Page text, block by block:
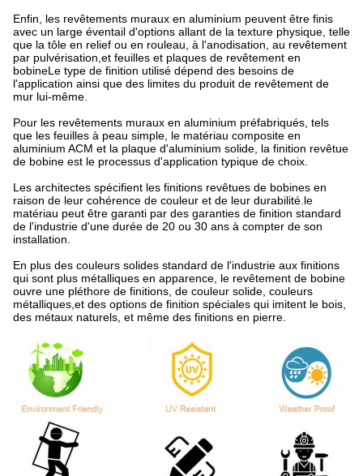
Enfin, les revêtements muraux en aluminium peuvent être finis
avec un large éventail d'options allant de la texture physique, telle
que la tôle en relief ou en rouleau, à l'anodisation, au revêtement
par pulvérisation,et feuilles et plaques de revêtement en
bobineLe type de finition utilisé dépend des besoins de
l'application ainsi que des limites du produit de revêtement de
mur lui-même.
Pour les revêtements muraux en aluminium préfabriqués, tels
que les feuilles à peau simple, le matériau composite en
aluminium ACM et la plaque d'aluminium solide, la finition revêtue
de bobine est le processus d'application typique de choix.
Les architectes spécifient les finitions revêtues de bobines en
raison de leur cohérence de couleur et de leur durabilité.le
matériau peut être garanti par des garanties de finition standard
de l'industrie d'une durée de 20 ou 30 ans à compter de son
installation.
En plus des couleurs solides standard de l'industrie aux finitions
qui sont plus métalliques en apparence, le revêtement de bobine
ouvre une pléthore de finitions, de couleur solide, couleurs
métalliques,et des options de finition spéciales qui imitent le bois,
des métaux naturels, et même des finitions en pierre.